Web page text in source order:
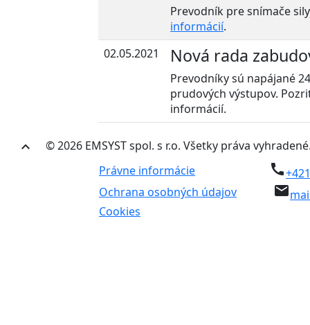
Prevodník pre snímače
informácií.
02.05.2021
Nová rada
Prevodníky sú napájané
prudových výstupov.
informácií.
keyboard_arrow_up
© 2026 EMSYST spol. s r.o. Všetky práva
Právne informácie
call
Ochrana osobných údajov
email
Cookies